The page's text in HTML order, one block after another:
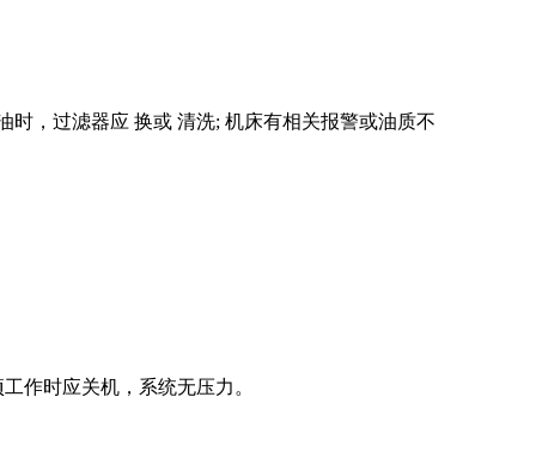
，过滤器应 换或 清洗; 机床有相关报警或油质不
时应关机，系统无压力。